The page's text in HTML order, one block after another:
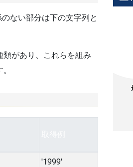
ない部分は下の文字列と
があり、これらを組み
'1999'